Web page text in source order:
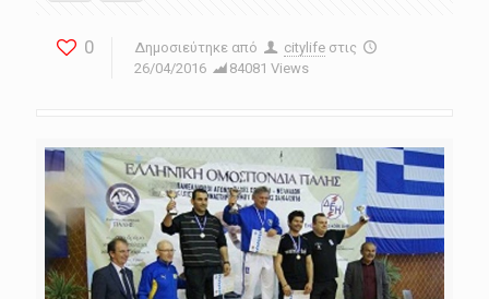
0 Δημοσιεύτηκε από citylife στις
26/04/2016
84081 Views